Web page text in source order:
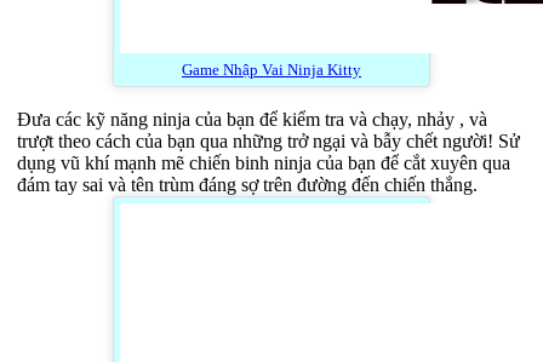
Game Nhập Vai Ninja Kitty
Đưa các kỹ năng ninja của bạn để kiểm tra và chạy, nhảy , và
trượt theo cách của bạn qua những trở ngại và bẫy chết người! Sử
dụng vũ khí mạnh mẽ chiến binh ninja của bạn để cắt xuyên qua
đám tay sai và tên trùm đáng sợ trên đường đến chiến thắng.